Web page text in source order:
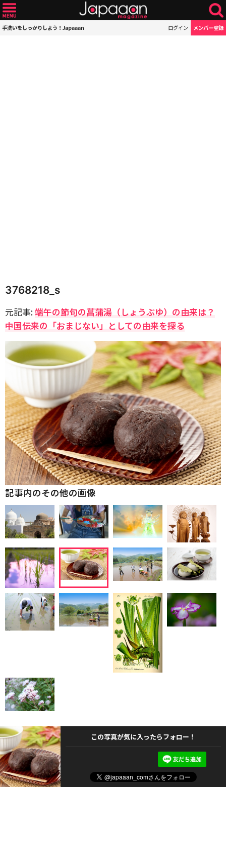
手洗いをしっかりしよう！Japaaan ログイン メンバー登録
3768218_s
元記事:端午の節句の菖蒲湯（しょうぶゆ）の由来は？
中国伝来の「おまじない」としての由来を探る
記事内のその他の画像
この写真が気に入ったらフォロー！